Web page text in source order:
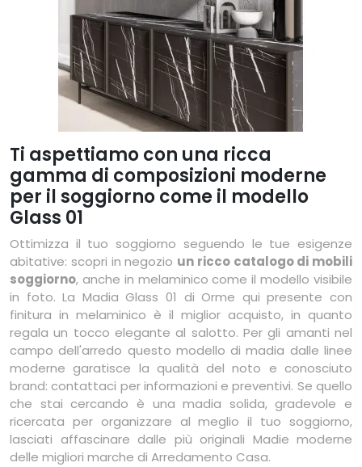
Ti aspettiamo con una ricca
gamma di composizioni moderne
per il soggiorno come il modello
Glass 01
Ottimizza il tuo soggiorno seguendo le tue esigenze
abitative: scopri in negozio un ricco catalogo di mobili
soggiorno, anche in melaminico come il modello visibile
in foto. La Madia Glass 01 di Orme qui presente con
finitura in melaminico è il miglior acquisto, in quanto
regala un tocco elegante al salotto. Per gli amanti nel
campo dell'arredo questo modello di madia dalle linee
moderne garatisce la qualità del noto e conosciuto
brand: contattaci per informazioni e preventivi. Se quello
che stai cercando è una madia solida, gradevole e
ricercata per organizzare al meglio il tuo soggiorno,
lasciati affascinare dalle più originali Madie moderne
delle migliori marche di Arredamento Casa.